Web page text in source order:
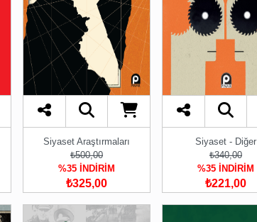
Siyaset Araştırmaları
₺500,00
%35 İNDİRİM
₺325,00
Siyaset - Diğer
₺340,00
%35 İNDİRİM
₺221,00